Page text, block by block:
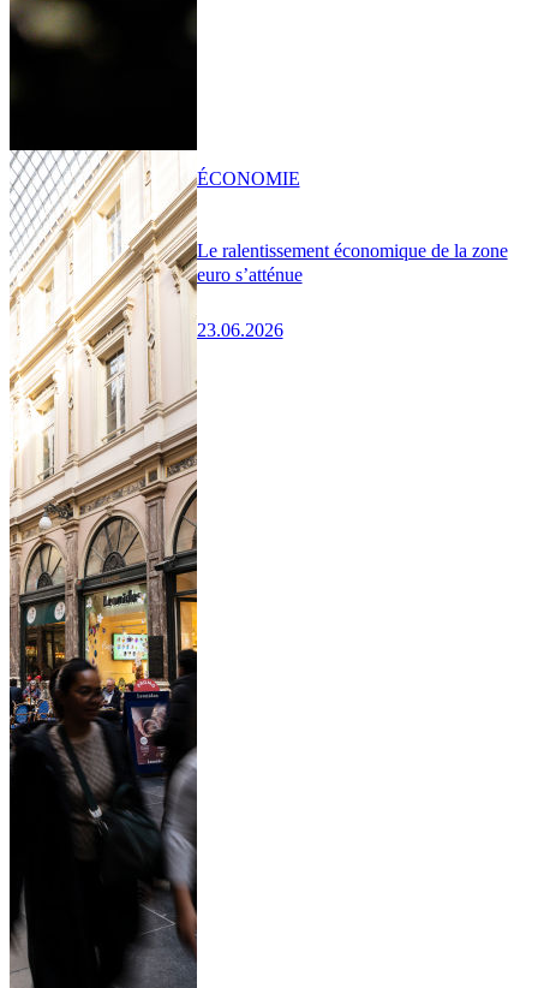
Le ralentissement économique de la zone
euro s’atténue
23.06.2026
ÉCONOMIE